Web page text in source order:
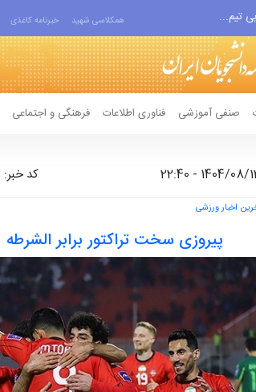
همکلاسی شهید خبرنامه کاغذی
صنفی آموزشی فناوری اطلاعات فرهنگی و اجتماعی
کد خبر: 547783
اخبار ورزشی
پیروزی سخت تراکتور برابر الشرطه